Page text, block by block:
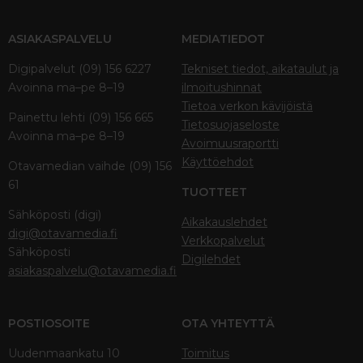
ASIAKASPALVELU
Digipalvelut (09) 156 6227
Avoinna ma–pe 8–19
Painettu lehti (09) 156 665
Avoinna ma–pe 8–19
Otavamedian vaihde (09) 156
61
Sähköposti (digi)
digi@otavamedia.fi
Sähköposti
asiakaspalvelu@otavamedia.fi
MEDIATIEDOT
Tekniset tiedot, aikataulut ja
ilmoitushinnat
Tietoa verkon kävijöistä
Tietosuojaseloste
Avoimuusraportti
Käyttöehdot
TUOTTEET
Aikakauslehdet
Verkkopalvelut
Digilehdet
POSTIOSOITE
Uudenmaankatu 10
OTA YHTEYTTÄ
Toimitus